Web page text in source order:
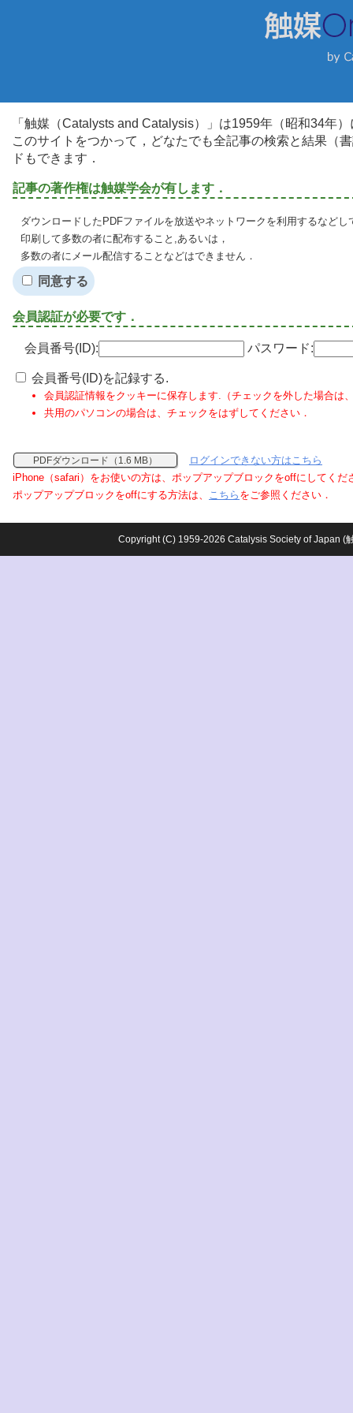
「触媒（Catalysts and Catalysis）」は1959年（昭和34年
このサイトをつかって，どなたでも全記事の検索と結果（
ドもできます．
記事の著作権は触媒学会が有します．
ダウンロードしたPDFファイルを放送やネットワークを利用するなど
印刷して多数の者に配布すること,あるいは，
多数の者にメール配信することなどはできません．
同意する
会員認証が必要です．
会員番号(ID): パスワード:
会員番号(ID)を記録する.
会員認証情報をクッキーに保存します.（チェックを外した場合は
共用のパソコンの場合は、チェックをはずしてください．
PDFダウンロード（1.6 MB）
ログインできない方はこちら
iPhone（safari）をお使いの方は、ポップアップブロックをoffにしてくだ
ポップアップブロックをoffにする方法は、 こちら をご参照ください．
Copyright (C) 1959-2026 Catalysis Society of Japan (